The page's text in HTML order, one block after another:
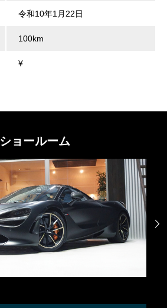
令和10年1月22日
100km
¥
ショールーム
